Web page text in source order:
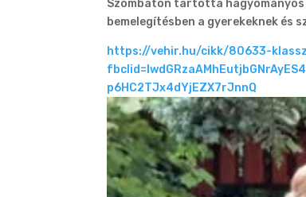
Szombaton tartotta hagyományos
bemelegítésben a gyerekeknek és
https://vehir.hu/cikk/80633-
p6HC2TJx4dYjEZX7rJnnQ